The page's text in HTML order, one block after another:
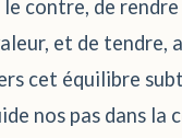
contre, de rendre
et de tendre,
cet équilibre
nos pas dans la